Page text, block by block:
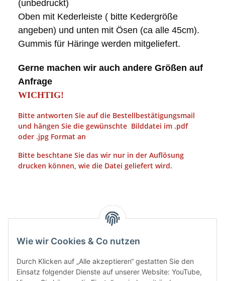
(unbedruckt)
Oben mit Kederleiste ( bitte Kedergröße
angeben) und unten mit Ösen (ca alle 45cm).
Gummis für Häringe werden mitgeliefert.
Gerne machen wir auch andere Größen auf
Anfrage
WICHTIG!
Bitte antworten Sie auf die Bestellbestätigungsmail
und hängen Sie die gewünschte Bilddatei im .pdf
oder .jpg Format an
Bitte beschtane Sie das wir nur in der Auflösung
drucken können, wie die Datei geliefert wird.
Wie wir Cookies & Co nutzen
Durch Klicken auf „Alle akzeptieren“ gestatten Sie den
Einsatz folgender Dienste auf unserer Website: YouTube,